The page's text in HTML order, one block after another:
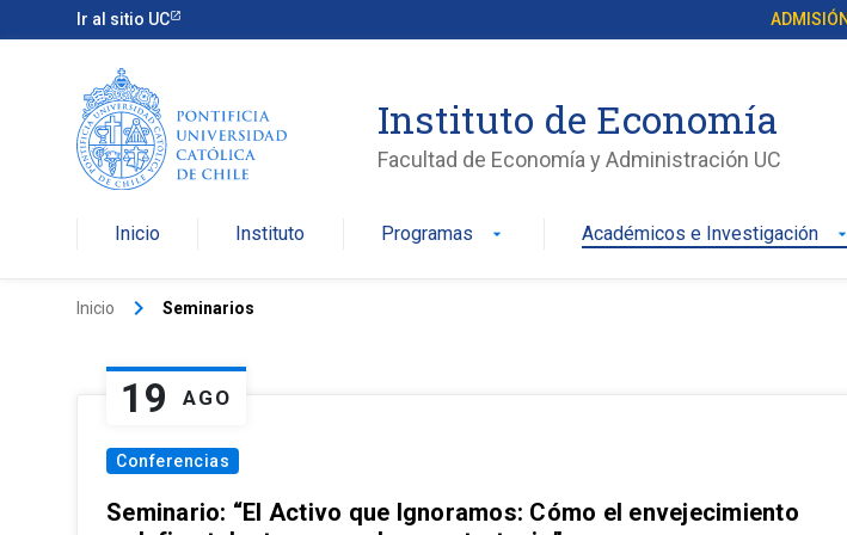
Ir al sitio UC ADMISIÓN
Instituto de Economía
Facultad de Economía y Administración UC
Inicio Instituto Programas arrow_drop_down Académicos e Investigación arrow_drop_down
Inicio keyboard_arrow_right Seminarios
19 AGO
Conferencias
Seminario: “El Activo que Ignoramos: Cómo el envejecimiento